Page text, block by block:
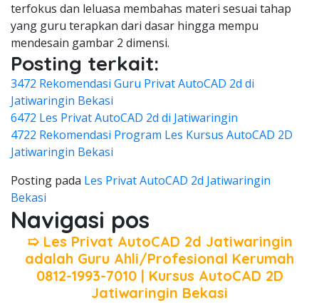
terfokus dan leluasa membahas materi sesuai tahap
yang guru terapkan dari dasar hingga mempu
mendesain gambar 2 dimensi.
Posting terkait:
3472 Rekomendasi Guru Privat AutoCAD 2d di
Jatiwaringin Bekasi
6472 Les Privat AutoCAD 2d di Jatiwaringin
4722 Rekomendasi Program Les Kursus AutoCAD 2D
Jatiwaringin Bekasi
Posting pada Les Privat AutoCAD 2d Jatiwaringin
Bekasi
Navigasi pos
➯ Les Privat AutoCAD 2d Jatiwaringin
adalah Guru Ahli/Profesional Kerumah
0812-1993-7010 | Kursus AutoCAD 2D
Jatiwaringin Bekasi